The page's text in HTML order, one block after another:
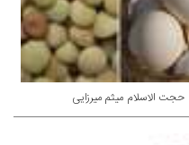
حجت الاسلام میثم میرزایی